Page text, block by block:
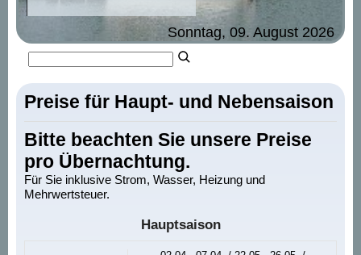
Sonntag, 09. August 2026
Preise für Haupt- und Nebensaison
Bitte beachten Sie unsere Preise
pro Übernachtung.
Für Sie inklusive Strom, Wasser, Heizung und
Mehrwertsteuer.
Hauptsaison